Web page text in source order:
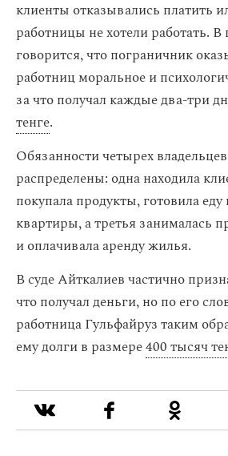
клиенты отказывались платить
работницы не хотели работать. В
говорится, что пограничник
работниц моральное и
за что получал каждые два-три
тенге.
Обязанности четырех
распределены: одна находила
покупала продукты, готовила еду
квартиры, а третья занималась
и оплачивала аренду жилья.
В суде Айткалиев частично
что получал деньги, но по его
работница Гульфайруз таким
ему долги в размере400 тысяч